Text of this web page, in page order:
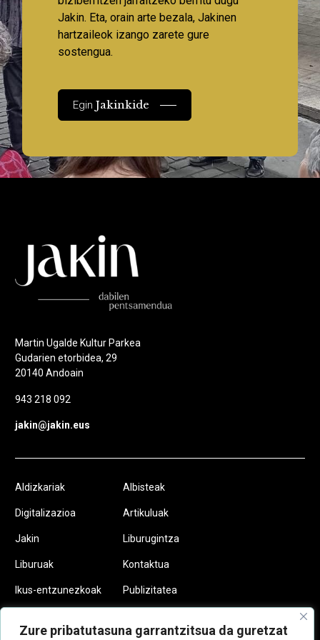
Zure pribatutasuna garrantzitsua da guretzat
Jakin. Eta, orain arte bezala, Jakinen
hartzaileok izango zarete gure
sostengua.
EginJakinkide
Martin Ugalde Kultur Parkea
Gudarien etorbidea, 29
20140 Andoain
943 218 092
jakin@jakin.eus
Aldizkariak
Digitalizazioa
Jakin
Liburuak
Ikus-entzunezkoak
Albisteak
Artikuluak
Liburugintza
Kontaktua
Publizitatea
Jakinkide